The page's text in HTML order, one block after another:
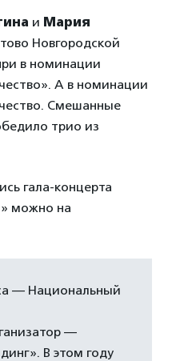
и Мария
Новгородской
в номинации
А в номинации
Смешанные
трио из
гала-концерта
можно на
— Национальный
—
В этом году